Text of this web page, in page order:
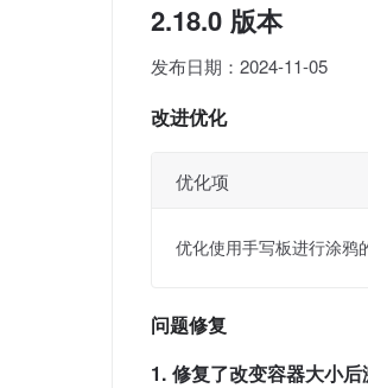
2.18.0 版本
发布日期：2024-11-05
改进优化
优化项
优化使用手写板进行涂鸦
问题修复
1. 修复了改变容器大小